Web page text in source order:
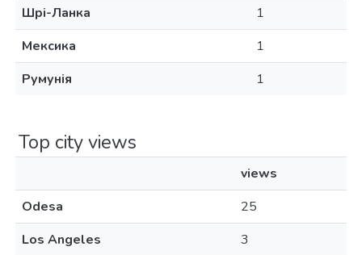
Шрі-Ланка
1
Мексика
1
Румунія
1
Top city views
views
Odesa
25
Los Angeles
3